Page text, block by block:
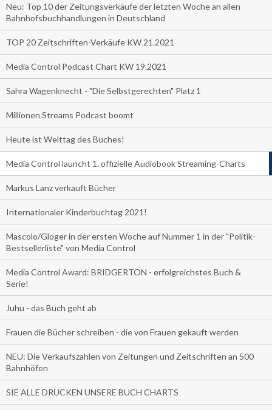
Neu: Top 10 der Zeitungsverkäufe der letzten Woche an allen
Bahnhofsbuchhandlungen in Deutschland
TOP 20 Zeitschriften-Verkäufe KW 21.2021
Media Control Podcast Chart KW 19.2021
Sahra Wagenknecht - "Die Selbstgerechten" Platz 1
Millionen Streams Podcast boomt
Heute ist Welttag des Buches!
Media Control launcht 1. offizielle Audiobook Streaming-Charts
Markus Lanz verkauft Bücher
Internationaler Kinderbuchtag 2021!
Mascolo/Gloger in der ersten Woche auf Nummer 1 in der "Politik-
Bestsellerliste" von Media Control
Media Control Award: BRIDGERTON - erfolgreichstes Buch &
Serie!
Juhu - das Buch geht ab
Frauen die Bücher schreiben - die von Frauen gekauft werden
NEU: Die Verkaufszahlen von Zeitungen und Zeitschriften an 500
Bahnhöfen
SIE ALLE DRUCKEN UNSERE BUCH CHARTS